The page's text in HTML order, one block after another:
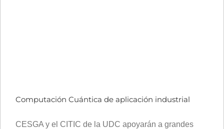
Computación Cuántica de aplicación industrial
CESGA y el CITIC de la UDC apoyarán a grandes